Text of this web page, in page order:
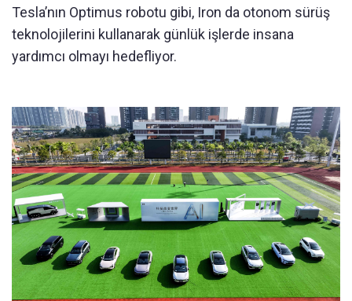
Tesla’nın Optimus robotu gibi, Iron da otonom sürüş
teknolojilerini kullanarak günlük işlerde insana
yardımcı olmayı hedefliyor.